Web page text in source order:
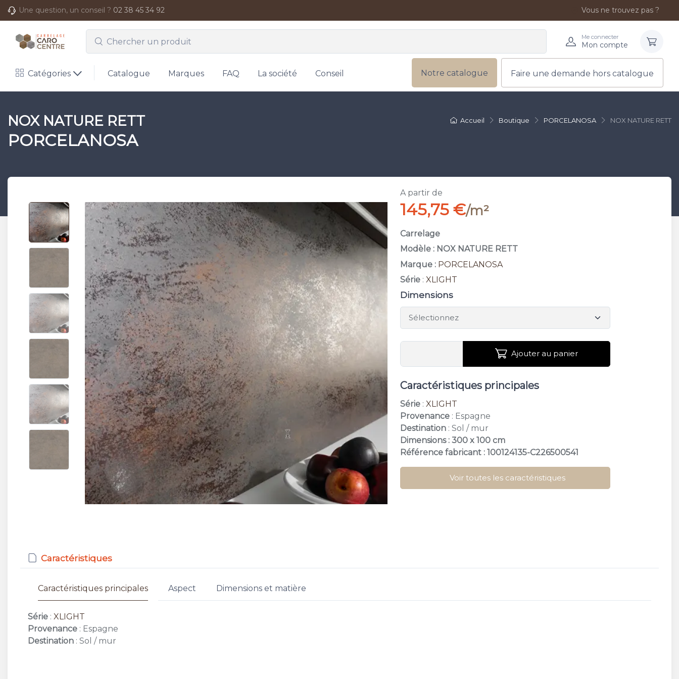
Une question, un conseil ? 02 38 45 34 92 Vous ne trouvez pas ?
Me connecter
Mon compte
Catégories Catalogue Marques FAQ La société Conseil Notre catalogue Faire une demande hors catalogue
Accueil Boutique PORCELANOSA NOX NATURE RETT
NOX NATURE RETT
PORCELANOSA
A partir de
145,75 €/m²
Carrelage
Modèle : NOX NATURE RETT
Marque : PORCELANOSA
Série :XLIGHT
Dimensions
Ajouter au panier
Caractéristiques principales
Série :XLIGHT
Provenance : Espagne
Destination : Sol / mur
Dimensions : 300 x 100 cm
Référence fabricant : 100124135-C226500541
Voir toutes les caractéristiques
Caractéristiques
Caractéristiques principales Aspect Dimensions et matière
Série : XLIGHT
Provenance : Espagne
Destination : Sol / mur